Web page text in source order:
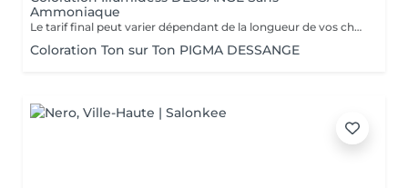
Ammoniaque
Le tarif final peut varier dépendant de la longueur de vos cheveux ainsi que des soins et produits utilisés.
Coloration Ton sur Ton PIGMA DESSANGE